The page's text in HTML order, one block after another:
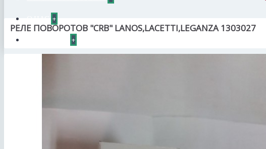
+
+
РЕЛЕ ПОВОРОТОВ "CRB" LANOS,LACETTI,LEGANZA 1303027